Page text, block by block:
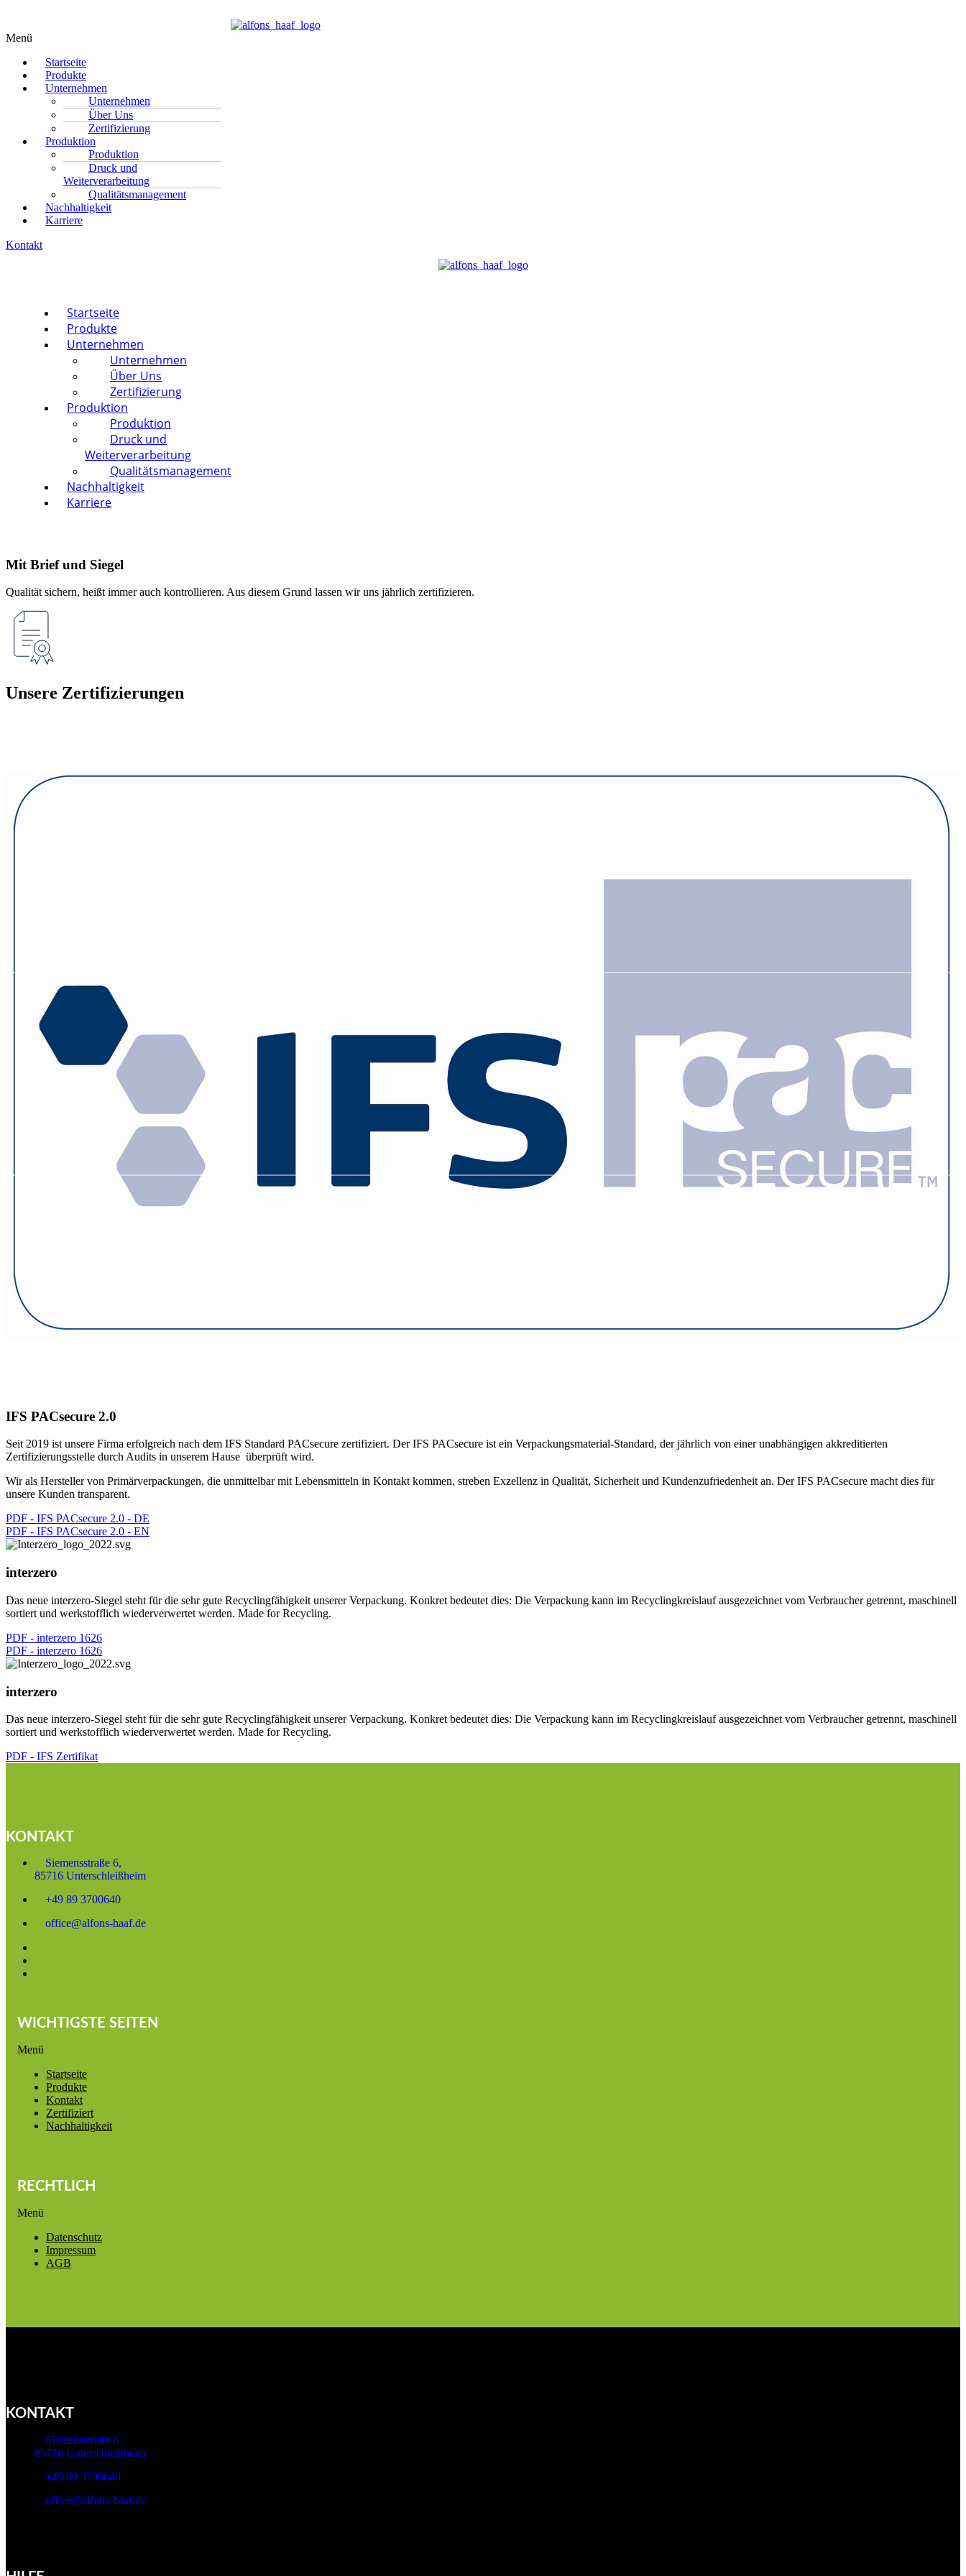
Menü
Startseite
Produkte
Unternehmen
Unternehmen
Über Uns
Zertifizierung
Produktion
Produktion
Druck und
Weiterverarbeitung
Qualitätsmanagement
Nachhaltigkeit
Karriere
Kontakt
Startseite
Produkte
Unternehmen
Unternehmen
Über Uns
Zertifizierung
Produktion
Produktion
Druck und
Weiterverarbeitung
Qualitätsmanagement
Nachhaltigkeit
Karriere
Mit Brief und Siegel
Qualität sichern, heißt immer auch kontrollieren. Aus diesem Grund lassen wir uns jährlich zertifizieren.
Unsere Zertifizierungen
IFS PACsecure 2.0
Seit 2019 ist unsere Firma erfolgreich nach dem IFS Standard PACsecure zertifiziert. Der IFS PACsecure ist ein Verpackungsmaterial-Standard, der jährlich von einer unabhängigen akkreditierten
Zertifizierungsstelle durch Audits in unserem Hause überprüft wird.
Wir als Hersteller von Primärverpackungen, die unmittelbar mit Lebensmitteln in Kontakt kommen, streben Exzellenz in Qualität, Sicherheit und Kundenzufriedenheit an. Der IFS PACsecure macht dies für
unsere Kunden transparent.
PDF - IFS PACsecure 2.0 - DE
PDF - IFS PACsecure 2.0 - EN
interzero
Das neue interzero-Siegel steht für die sehr gute Recyclingfähigkeit unserer Verpackung. Konkret bedeutet dies: Die Verpackung kann im Recyclingkreislauf ausgezeichnet vom Verbraucher getrennt, maschinell
sortiert und werkstofflich wiederverwertet werden. Made for Recycling.
PDF - interzero 1626
PDF - interzero 1626
interzero
Das neue interzero-Siegel steht für die sehr gute Recyclingfähigkeit unserer Verpackung. Konkret bedeutet dies: Die Verpackung kann im Recyclingkreislauf ausgezeichnet vom Verbraucher getrennt, maschinell
sortiert und werkstofflich wiederverwertet werden. Made for Recycling.
PDF - IFS Zertifikat
KONTAKT
Siemensstraße 6,
85716 Unterschleißheim
+49 89 3700640
office@alfons-haaf.de
WICHTIGSTE SEITEN
Menü
Startseite
Produkte
Kontakt
Zertifiziert
Nachhaltigkeit
RECHTLICH
Menü
Datenschutz
Impressum
AGB
KONTAKT
Siemensstraße 6,
85716 Unterschleißheim
+49 89 3700640
office@alfons-haaf.de